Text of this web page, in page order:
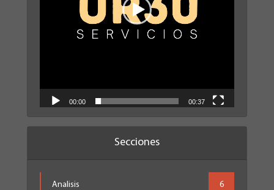
00:00 00:37
Secciones
Analisis 6